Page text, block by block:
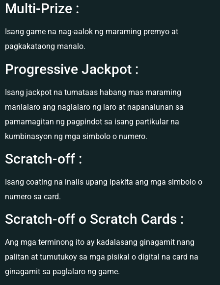
Multi-Prize :
Isang game na nag-aalok ng maraming premyo at
pagkakataong manalo.
Progressive Jackpot :
Isang jackpot na tumataas habang mas maraming
manlalaro ang naglalaro ng laro at napanalunan sa
pamamagitan ng pagpindot sa isang partikular na
kumbinasyon ng mga simbolo o numero.
Scratch-off :
Isang coating na inalis upang ipakita ang mga simbolo o
numero sa card.
Scratch-off o Scratch Cards :
Ang mga terminong ito ay kadalasang ginagamit nang
palitan at tumutukoy sa mga pisikal o digital na card na
ginagamit sa paglalaro ng game.